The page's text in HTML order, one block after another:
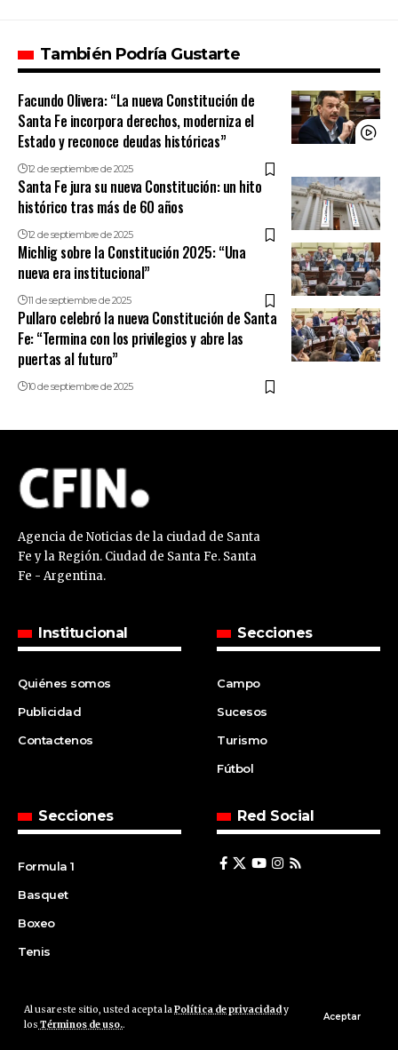
Al usar este sitio, usted acepta laPolítica de privacidady
los Términos de uso..
Aceptar
También Podría Gustarte
Facundo Olivera: “La nueva Constitución de
Santa Fe incorpora derechos, moderniza el
Estado y reconoce deudas históricas”
12 de septiembre de 2025
Santa Fe jura su nueva Constitución: un hito
histórico tras más de 60 años
12 de septiembre de 2025
Michlig sobre la Constitución 2025: “Una
nueva era institucional”
11 de septiembre de 2025
Pullaro celebró la nueva Constitución de Santa
Fe: “Termina con los privilegios y abre las
puertas al futuro”
10 de septiembre de 2025
Agencia de Noticias de la ciudad de Santa
Fe y la Región. Ciudad de Santa Fe. Santa
Fe - Argentina.
Institucional
Quiénes somos
Publicidad
Contactenos
Secciones
Campo
Sucesos
Turismo
Fútbol
Secciones
Formula 1
Basquet
Boxeo
Tenis
Red Social
© 2008 | Agencia Cfin.com.ar - Santa Fe - Argentina | All rights